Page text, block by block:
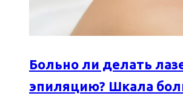
Больно ли делать
эпиляцию? Шкала